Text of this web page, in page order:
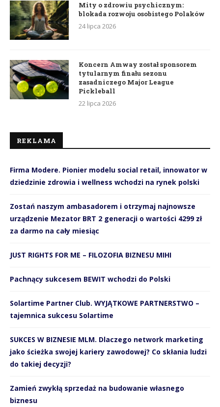
Mity o zdrowiu psychicznym:
blokada rozwoju osobistego Polaków
24 lipca 2026
Koncern Amway został sponsorem
tytularnym finału sezonu
zasadniczego Major League
Pickleball
22 lipca 2026
REKLAMA
Firma Modere. Pionier modelu social retail, innowator w
dziedzinie zdrowia i wellness wchodzi na rynek polski
Zostań naszym ambasadorem i otrzymaj najnowsze
urządzenie Mezator BRT 2 generacji o wartości 4299 zł
za darmo na cały miesiąc
JUST RIGHTS FOR ME – FILOZOFIA BIZNESU MIHI
Pachnący sukcesem BEWIT wchodzi do Polski
Solartime Partner Club. WYJĄTKOWE PARTNERSTWO –
tajemnica sukcesu Solartime
SUKCES W BIZNESIE MLM. Dlaczego network marketing
jako ścieżka swojej kariery zawodowej? Co skłania ludzi
do takiej decyzji?
Zamień zwykłą sprzedaż na budowanie własnego
biznesu